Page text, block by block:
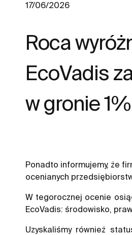
17/06/2026
Roca
EcoVadis
w gronie
Ponadto informujemy, że
ocenianych
W tegorocznej ocenie
EcoVadis: środowisko,
Uzyskaliśmy również